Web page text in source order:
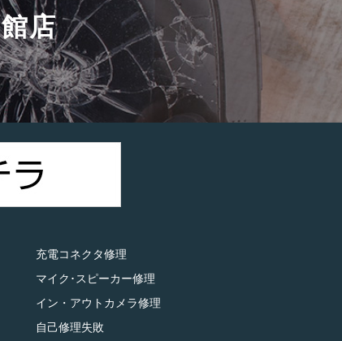
店
充電コネクタ修理
マイク･スピーカー修理
イン・アウトカメラ修理
自己修理失敗